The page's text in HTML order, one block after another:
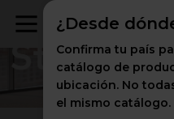
¿Desde
Confirma tu país
catálogo de
ubicación. No
el mismo catálogo.